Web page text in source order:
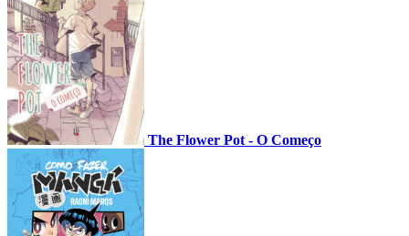
The Flower Pot - O Começo